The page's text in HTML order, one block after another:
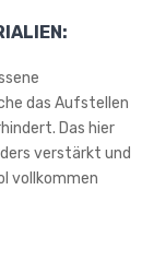
das Aufstellen
Das hier
verstärkt und
vollkommen